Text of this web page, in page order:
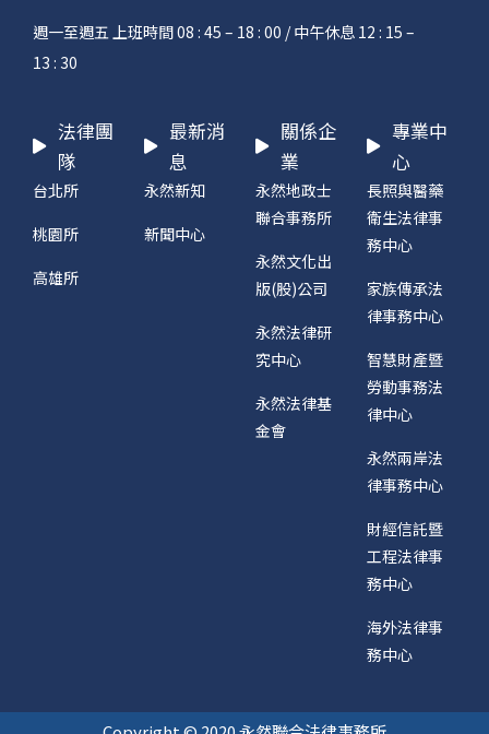
週一至週五 上班時間 08 : 45 – 18 : 00 / 中午休息 12 : 15 –
13 : 30
法律團
隊
台北所
桃園所
高雄所
最新消
息
永然新知
新聞中心
關係企
業
永然地政士
聯合事務所
永然文化出
版(股)公司
永然法律研
究中心
永然法律基
金會
專業中
心
長照與醫藥
衛生法律事
務中心
家族傳承法
律事務中心
智慧財產暨
勞動事務法
律中心
永然兩岸法
律事務中心
財經信託暨
工程法律事
務中心
海外法律事
務中心